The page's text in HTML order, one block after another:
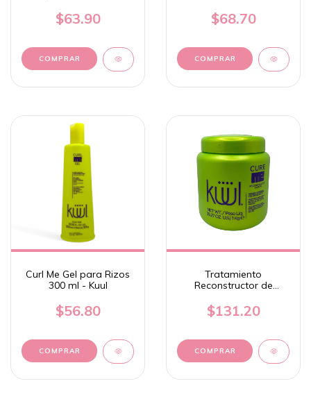
$63.90 $68.70
Curl Me Gel para Rizos
300 ml - Kuul
$56.80
Tratamiento
Reconstructor de
Kuul
$131.20